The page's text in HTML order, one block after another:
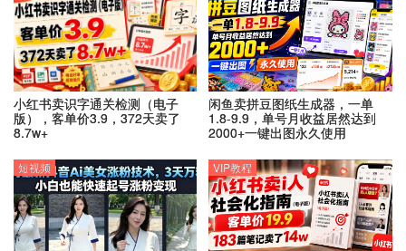
小红书卖识字通关检测（电子
版），客单价3.9，372天卖了
8.7w+
闲鱼卖拼豆图纸生成器，一单
1.8-9.9，单号月收益居然达到
2000+一键出图永久使用
短视频 VIP教程